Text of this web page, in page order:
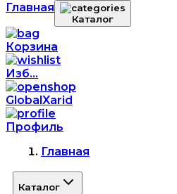
Главная
Каталог
Корзина
Изб...
GlobalXarid
Профиль
Главная
Каталог